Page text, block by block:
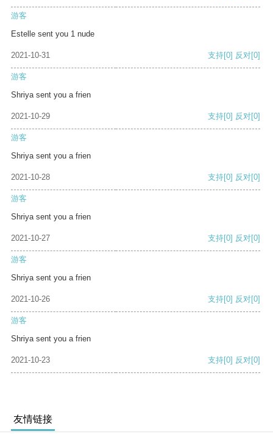
游客
Estelle sent you 1 nude
2021-10-31 支持[0] 反对[0]
游客
Shriya sent you a frien
2021-10-29 支持[0] 反对[0]
游客
Shriya sent you a frien
2021-10-28 支持[0] 反对[0]
游客
Shriya sent you a frien
2021-10-27 支持[0] 反对[0]
游客
Shriya sent you a frien
2021-10-26 支持[0] 反对[0]
游客
Shriya sent you a frien
2021-10-23 支持[0] 反对[0]
友情链接